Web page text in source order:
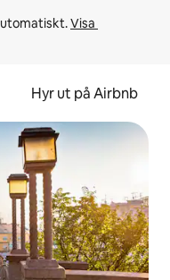
Visa
Hyr ut på Airbnb